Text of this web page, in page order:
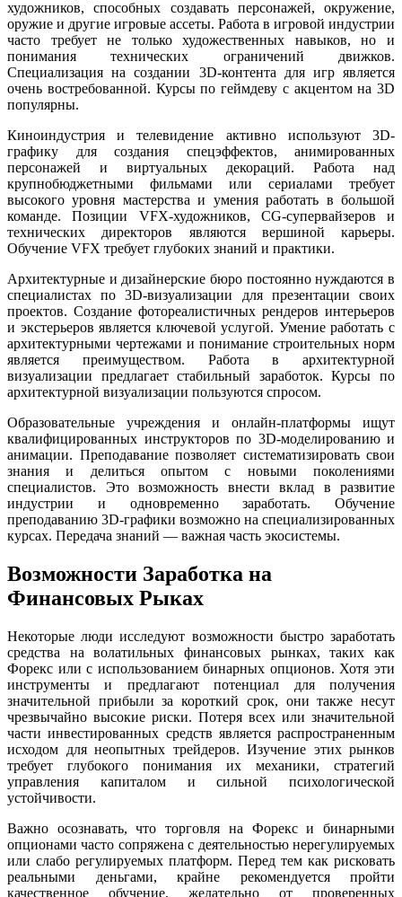
художников, способных создавать персонажей, окружение,
оружие и другие игровые ассеты. Работа в игровой индустрии
часто требует не только художественных навыков, но и
понимания технических ограничений движков.
Специализация на создании 3D-контента для игр является
очень востребованной. Курсы по геймдеву с акцентом на 3D
популярны.
Киноиндустрия и телевидение активно используют 3D-
графику для создания спецэффектов, анимированных
персонажей и виртуальных декораций. Работа над
крупнобюджетными фильмами или сериалами требует
высокого уровня мастерства и умения работать в большой
команде. Позиции VFX-художников, CG-супервайзеров и
технических директоров являются вершиной карьеры.
Обучение VFX требует глубоких знаний и практики.
Архитектурные и дизайнерские бюро постоянно нуждаются в
специалистах по 3D-визуализации для презентации своих
проектов. Создание фотореалистичных рендеров интерьеров
и экстерьеров является ключевой услугой. Умение работать с
архитектурными чертежами и понимание строительных норм
является преимуществом. Работа в архитектурной
визуализации предлагает стабильный заработок. Курсы по
архитектурной визуализации пользуются спросом.
Образовательные учреждения и онлайн-платформы ищут
квалифицированных инструкторов по 3D-моделированию и
анимации. Преподавание позволяет систематизировать свои
знания и делиться опытом с новыми поколениями
специалистов. Это возможность внести вклад в развитие
индустрии и одновременно заработать. Обучение
преподаванию 3D-графики возможно на специализированных
курсах. Передача знаний — важная часть экосистемы.
Возможности Заработка на
Финансовых Рыках
Некоторые люди исследуют возможности быстро заработать
средства на волатильных финансовых рынках, таких как
Форекс или с использованием бинарных опционов. Хотя эти
инструменты и предлагают потенциал для получения
значительной прибыли за короткий срок, они также несут
чрезвычайно высокие риски. Потеря всех или значительной
части инвестированных средств является распространенным
исходом для неопытных трейдеров. Изучение этих рынков
требует глубокого понимания их механики, стратегий
управления капиталом и сильной психологической
устойчивости.
Важно осознавать, что торговля на Форекс и бинарными
опционами часто сопряжена с деятельностью нерегулируемых
или слабо регулируемых платформ. Перед тем как рисковать
реальными деньгами, крайне рекомендуется пройти
качественное обучение, желательно от проверенных